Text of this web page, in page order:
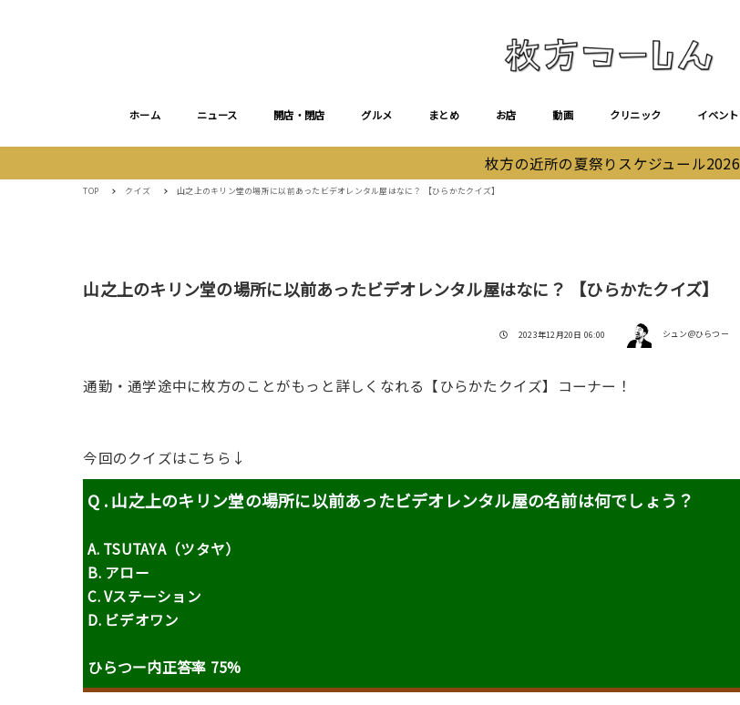
ホーム ニュース 開店・閉店 グルメ まとめ お店 動画 クリニック イベント
枚方の近所の夏祭りスケジュール2026
TOP クイズ 山之上のキリン堂の場所に以前あったビデオレンタル屋はなに？ 【ひらかたクイズ】
山之上のキリン堂の場所に以前あったビデオレンタル屋はなに？ 【ひらかたクイズ】
投稿日
2023年12月20日 06:00 著者 シュン@ひらつー
通勤・通学途中に枚方のことがもっと詳しくなれる【ひらかたクイズ】コーナー！
今回のクイズはこちら↓
Q . 山之上のキリン堂の場所に以前あったビデオレンタル屋の名前は何でしょう？
A. TSUTAYA（ツタヤ）
B. アロー
C. Vステーション
D. ビデオワン
ひらつー内正答率 75%